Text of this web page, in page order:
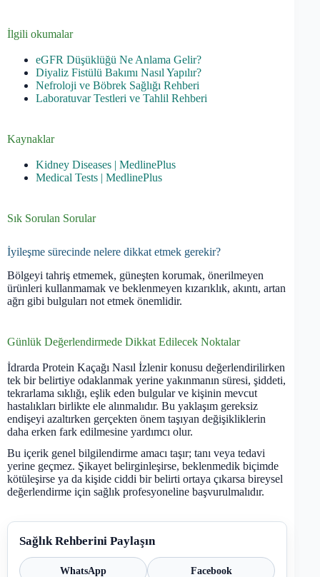
İlgili okumalar
eGFR Düşüklüğü Ne Anlama Gelir?
Diyaliz Fistülü Bakımı Nasıl Yapılır?
Nefroloji ve Böbrek Sağlığı Rehberi
Laboratuvar Testleri ve Tahlil Rehberi
Kaynaklar
Kidney Diseases | MedlinePlus
Medical Tests | MedlinePlus
Sık Sorulan Sorular
İyileşme sürecinde nelere dikkat etmek gerekir?
Bölgeyi tahriş etmemek, güneşten korumak, önerilmeyen
ürünleri kullanmamak ve beklenmeyen kızarıklık, akıntı, artan
ağrı gibi bulguları not etmek önemlidir.
Günlük Değerlendirmede Dikkat Edilecek Noktalar
İdrarda Protein Kaçağı Nasıl İzlenir konusu değerlendirilirken
tek bir belirtiye odaklanmak yerine yakınmanın süresi, şiddeti,
tekrarlama sıklığı, eşlik eden bulgular ve kişinin mevcut
hastalıkları birlikte ele alınmalıdır. Bu yaklaşım gereksiz
endişeyi azaltırken gerçekten önem taşıyan değişikliklerin
daha erken fark edilmesine yardımcı olur.
Bu içerik genel bilgilendirme amacı taşır; tanı veya tedavi
yerine geçmez. Şikayet belirginleşirse, beklenmedik biçimde
kötüleşirse ya da kişide ciddi bir belirti ortaya çıkarsa bireysel
değerlendirme için sağlık profesyoneline başvurulmalıdır.
Sağlık Rehberini Paylaşın
WhatsApp Facebook